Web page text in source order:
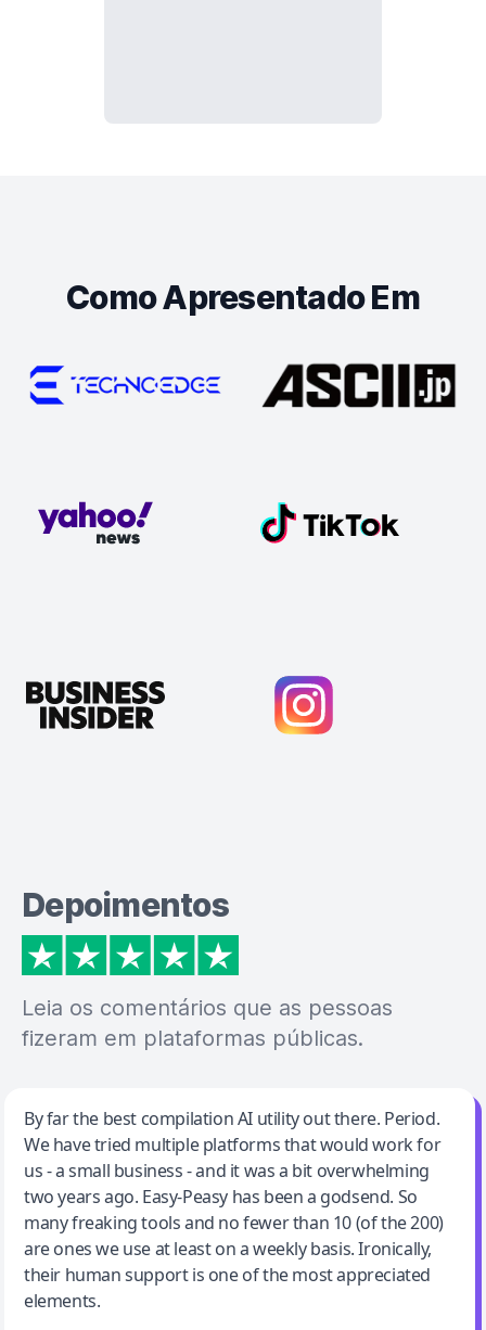
Como Apresentado Em
Depoimentos
Leia os comentários que as pessoas
fizeram em plataformas públicas.
Jeff Wilson
By far the best compilation AI utility
By far the best compilation AI utility out there. Period.
We have tried multiple platforms that would work for
us - a small business - and it was a bit overwhelming
two years ago. Easy-Peasy has been a godsend. So
many freaking tools and no fewer than 10 (of the 200)
are ones we use at least on a weekly basis. Ironically,
their human support is one of the most appreciated
elements.